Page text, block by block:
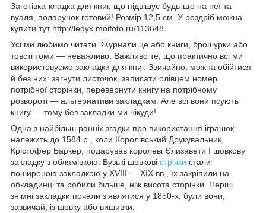
Заготівка-кладка для книг, що підвішує будь-що на неї та
вуаля, подарунок готовий! Розмір 12,5 см. У роздріб можна
купити тут http://ledyx.moifoto.ru/113648
Усі ми любимо читати. Журнали це або книги, брошурки або
товсті томи — неважливо. Важливо те, що практично всі ми
використовуємо закладки для книг. Звичайно, можна обійтися
й без них: загнути листочок, записати олівцем номер
потрібної сторінки, перевернути книгу на потрібному
розвороті — альтернативи закладкам. Але всі вони псують
книгу — тому без закладки ми нікуди!
Одна з найбільш ранніх згадки про використання іграшок
належить до 1584 р., коли Королівський Друкувальник,
Крістофер Баркер, подарував королеві Єлизавети I шовкову
закладку з облямівкою. Вузькі шовкові стрічки стали
поширеною закладкою у XVIII — XIX вв., їх закріпили на
обкладинці та робили більше, ніж висота сторінки. Перші
знімні закладки почали з'являтися у 1850-х, були вони,
зазвичай, із шовку або вишивки.